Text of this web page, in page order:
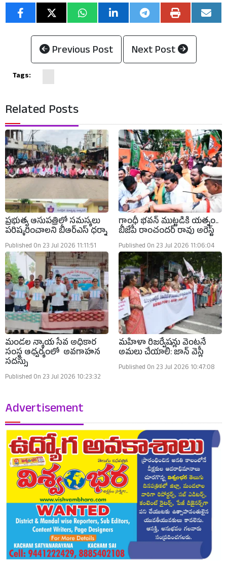
Previous Post Next Post
Tags:
Related Posts
ప్రభుత్వ ఆసుపత్రిలో సమస్యలు
పరిష్కరించాలని బీఆర్ఎస్ ధర్నా
Published On 23 Jul 2026 11:11:51
గాంధీ భవన్ ముట్టడికి యత్నం..
బీజేపీ రాంచందర్ రావు అరెస్ట్
Published On 23 Jul 2026 11:06:04
మండల న్యాయ సేవ అధికార
సంస్థ ఆధ్వర్యంలో అవగాహన
సదస్సు
Published On 23 Jul 2026 10:23:32
మహిళా రిజర్వేషన్లు వెంటనే
అమలు చేయాలి: జాన్ వెస్లీ
Published On 23 Jul 2026 10:47:08
Advertisement